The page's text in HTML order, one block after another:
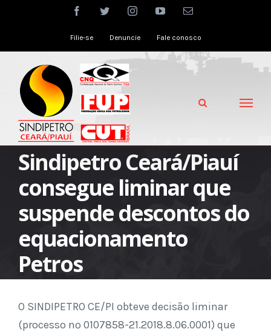
facebooktwitter instagramyoutubeEmail
Filie-se Denuncie Fale conosco
Sindipetro Ceará/Piauí
consegue liminar que
suspende descontos do
equacionamento
Petros
O SINDIPETRO CE/PI obteve decisão liminar
(processo nº 0107858-21.2018.8.06.0001) que